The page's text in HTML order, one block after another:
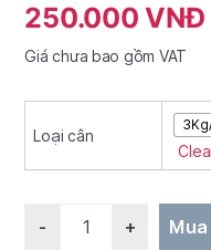
250.000 VNĐ
Giá chưa bao gồm VAT
Loại cân